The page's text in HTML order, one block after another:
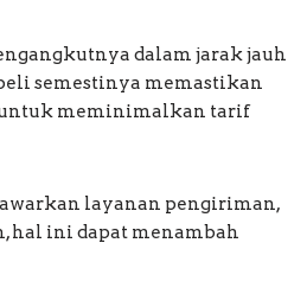
dalam jarak jauh
semestinya memastikan
meminimalkan tarif
layanan pengiriman,
hal ini dapat menambah